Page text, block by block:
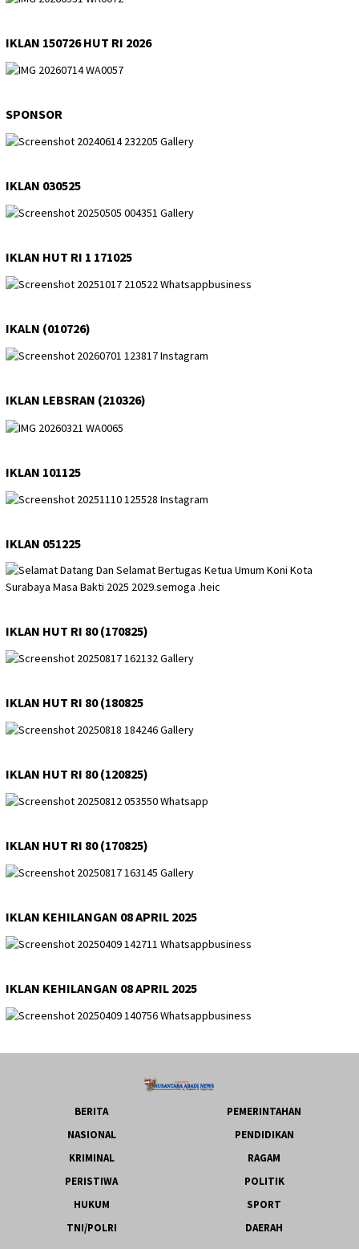
IKLAN 150726 HUT RI 2026
SPONSOR
IKLAN 030525
IKLAN HUT RI 1 171025
IKALN (010726)
IKLAN LEBSRAN (210326)
IKLAN 101125
IKLAN 051225
IKLAN HUT RI 80 (170825)
IKLAN HUT RI 80 (180825
IKLAN HUT RI 80 (120825)
IKLAN HUT RI 80 (170825)
IKLAN KEHILANGAN 08 APRIL 2025
IKLAN KEHILANGAN 08 APRIL 2025
BERITA
PEMERINTAHAN
NASIONAL
PENDIDIKAN
KRIMINAL
RAGAM
PERISTIWA
POLITIK
HUKUM
SPORT
TNI/POLRI
DAERAH